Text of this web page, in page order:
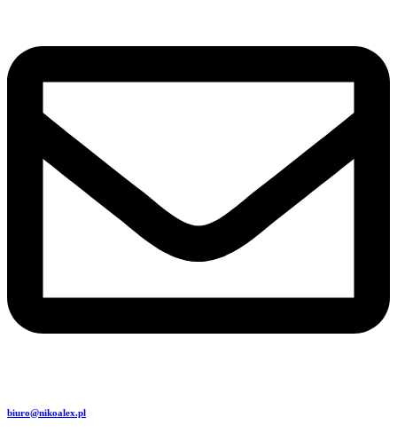
biuro@nikoalex.pl